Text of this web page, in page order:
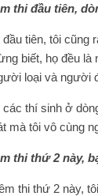
thi đầu tiên,
tiên, tôi cũng
biết, họ đều
loại và người
các thí sinh ở
mà tôi vô cùng
thi thứ 2 này,
thi thứ 2 này,